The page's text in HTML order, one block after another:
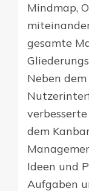
Mindmap,
gesamte
Neben
dem
Ideen und
Aufgaben